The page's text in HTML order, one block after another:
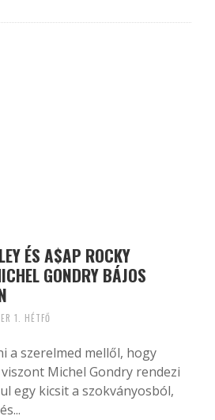
ÉS A$AP ROCKY
GONDRY BÁJOS
1. HÉTFŐ
a szerelmed mellől, hogy
Michel Gondry rendezi
egy kicsit a szokványosból,